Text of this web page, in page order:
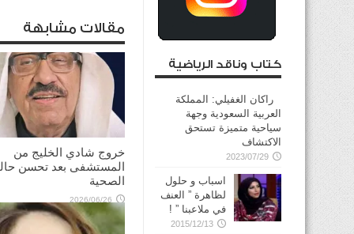
مقالات مشابهة
خروج شادي الخليج من
المستشفى بعد تحسن
الصحية
2026/06/26
كتاب وناقد الرياضية
راكان الغفيلي: المملكة
العربية السعودية وجهة
سياحية متميزة تستحق
الاكتشاف
2023/07/29
اسباب و حلول
لظاهرة ” العنف
في ملاعبنا ” !
2015/12/13